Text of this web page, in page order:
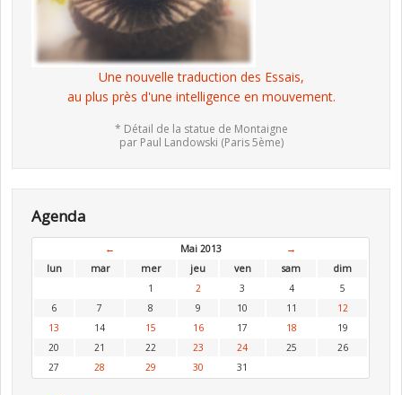
Une nouvelle traduction des Essais,
au plus près d'une intelligence en mouvement.
* Détail de la statue de Montaigne
par Paul Landowski (Paris 5ème)
Agenda
← Mai 2013
→
lun
mar mer jeu ven sam
dim
1
2 3 4
5
6
7 8 9 10 11
12
13
14 15 16 17 18
19
20
21 22 23 24 25
26
27
28 29 30 31